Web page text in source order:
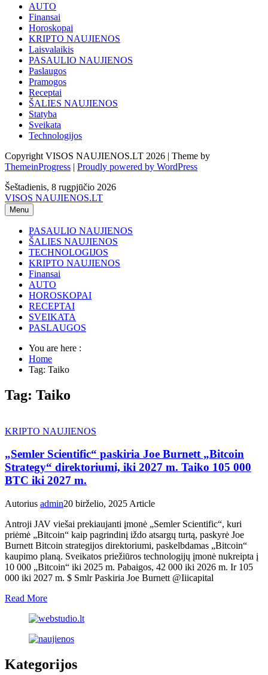
AUTO
Finansai
Horoskopai
KRIPTO NAUJIENOS
Laisvalaikis
PASAULIO NAUJIENOS
Paslaugos
Pramogos
Receptai
ŠALIES NAUJIENOS
Statyba
Sveikata
Technologijos
Copyright VISOS NAUJIENOS.LT 2026 | Theme by
ThemeinProgress | Proudly powered by WordPress
Šeštadienis, 8 rugpjūčio 2026
VISOS NAUJIENOS.LT
Menu
PASAULIO NAUJIENOS
ŠALIES NAUJIENOS
TECHNOLOGIJOS
KRIPTO NAUJIENOS
Finansai
AUTO
HOROSKOPAI
RECEPTAI
SVEIKATA
PASLAUGOS
You are here :
Home
Tag: Taiko
Tag: Taiko
KRIPTO NAUJIENOS
„Semler Scientific“ paskiria Joe Burnett „Bitcoin
Strategy“ direktoriumi, iki 2027 m. Taiko 105 000
BTC iki 2027 m.
Autorius admin20 birželio, 2025 Article
Antroji JAV viešai prekiaujanti įmonė „Semler Scientific“, kuri
priėmė „Bitcoin“ kaip pagrindinį iždo atsargų turtą, paskyrė Joe
Burnett Bitcoin strategijos direktoriumi, paskelbdamas „Bitcoin“
kaupimo planą. Sveikatos priežiūros technologijų įmonė nukreipta į
10 000 „Bitcoin“ iki 2025 m. Pabaigos, 42 000 iki 2026 m. Ir 105
000 iki 2027 m. $ Smlr Paskiria Joe Burnett @Iiicapital
Read More
Kategorijos